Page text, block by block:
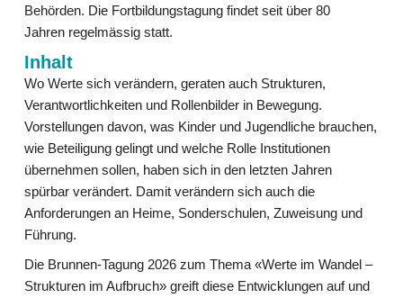
Behörden. Die Fortbildungstagung findet seit über 80
Jahren regelmässig statt.
Inhalt
Wo Werte sich verändern, geraten auch Strukturen,
Verantwortlichkeiten und Rollenbilder in Bewegung.
Vorstellungen davon, was Kinder und Jugendliche brauchen,
wie Beteiligung gelingt und welche Rolle Institutionen
übernehmen sollen, haben sich in den letzten Jahren
spürbar verändert. Damit verändern sich auch die
Anforderungen an Heime, Sonderschulen, Zuweisung und
Führung.
Die Brunnen-Tagung 2026 zum Thema «Werte im Wandel –
Strukturen im Aufbruch» greift diese Entwicklungen auf und